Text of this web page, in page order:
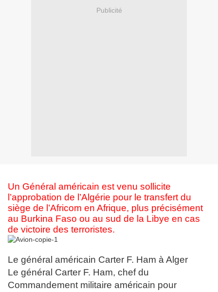
Publicité
Un Général américain est venu sollicite
l’approbation de l’Algérie pour le transfert du
siège de l’Africom en Afrique, plus précisément
au Burkina Faso ou au sud de la Libye en cas
de victoire des terroristes.
Le général américain Carter F. Ham à Alger
Le général Carter F. Ham, chef du
Commandement militaire américain pour